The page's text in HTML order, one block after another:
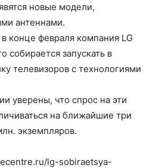
новые модели,
антеннами.
конце февраля компания LG
собирается запускать в
телевизоров с технологиями
уверены, что спрос на эти
на ближайшие три
экземпляров.
lg-sobiraetsya-